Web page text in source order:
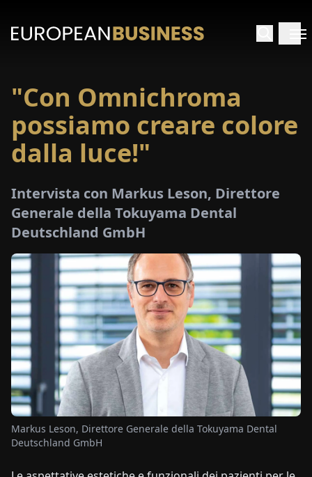
HOME
PAPER
FIERE
ENDEFRESITNLPL
"Con Omnichroma
possiamo creare colore
dalla luce!"
Intervista con Markus Leson, Direttore
Generale della Tokuyama Dental
Deutschland GmbH
Markus Leson, Direttore Generale della Tokuyama Dental
Deutschland GmbH